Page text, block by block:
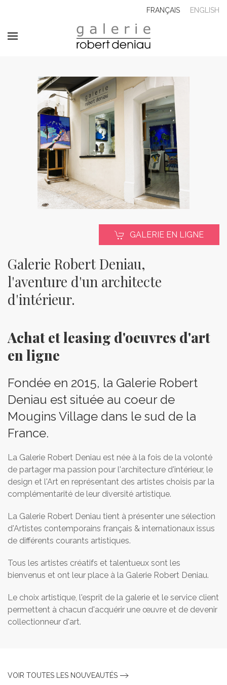
FRANÇAIS ENGLISH
GALERIE EN LIGNE
Galerie Robert Deniau,
l'aventure d'un architecte
d'intérieur.
Achat et leasing d'oeuvres d'art
en ligne
Fondée en 2015, la Galerie Robert
Deniau est située au coeur de
Mougins Village dans le sud de la
France.
La Galerie Robert Deniau est née à la fois de la volonté
de partager ma passion pour l'architecture d'intérieur, le
design et l'Art en représentant des artistes choisis par la
complémentarité de leur diversité artistique.
La Galerie Robert Deniau tient à présenter une sélection
d'Artistes contemporains français & internationaux issus
de différents courants artistiques.
Tous les artistes créatifs et talentueux sont les
bienvenus et ont leur place à la Galerie Robert Deniau.
Le choix artistique, l'esprit de la galerie et le service client
permettent à chacun d'acquérir une œuvre et de devenir
collectionneur d'art.
VOIR TOUTES LES NOUVEAUTÉS